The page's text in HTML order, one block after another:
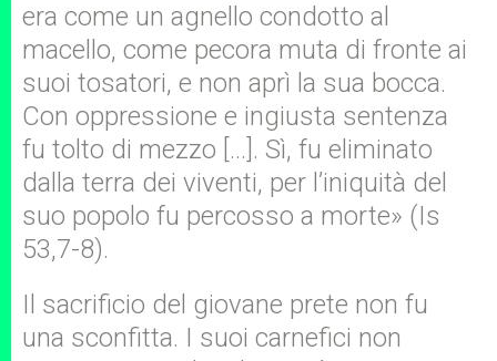
era come un agnello condotto al
macello, come pecora muta di fronte ai
suoi tosatori, e non aprì la sua bocca.
Con oppressione e ingiusta sentenza
fu tolto di mezzo […]. Sì, fu eliminato
dalla terra dei viventi, per l’iniquità del
suo popolo fu percosso a morte» (Is
53,7-8).
Il sacrificio del giovane prete non fu
una sconfitta. I suoi carnefici non